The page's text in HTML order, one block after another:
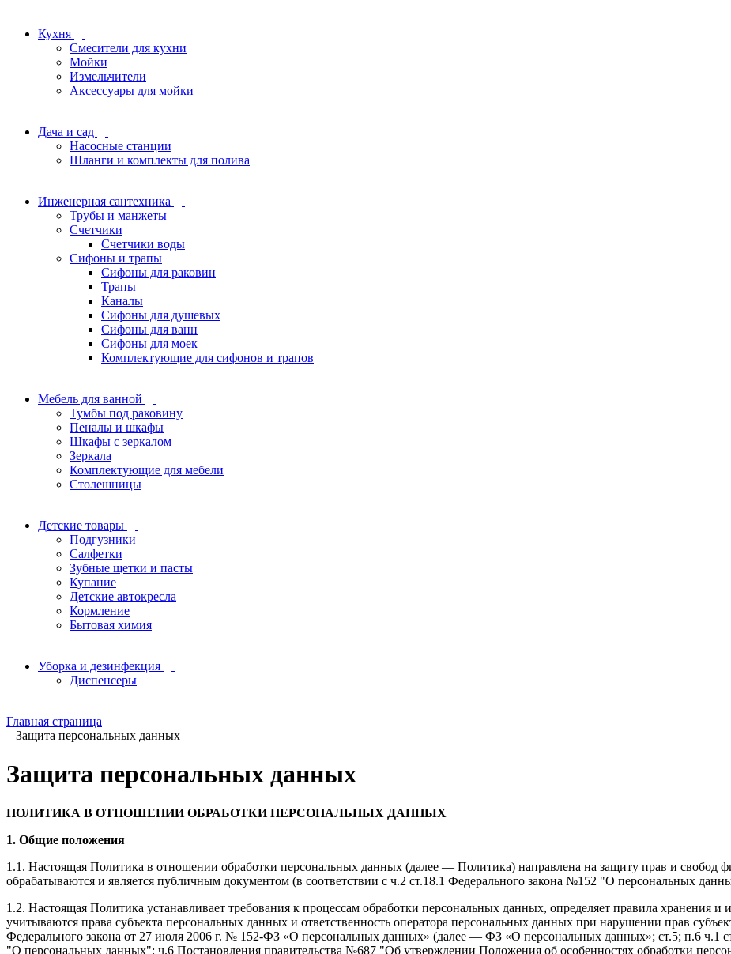
Кухня
Смесители для кухни
Мойки
Измельчители
Аксессуары для мойки
Дача и сад
Насосные станции
Шланги и комплекты для полива
Инженерная сантехника
Трубы и манжеты
Счетчики
Счетчики воды
Сифоны и трапы
Сифоны для раковин
Трапы
Каналы
Сифоны для душевых
Сифоны для ванн
Сифоны для моек
Комплектующие для сифонов и трапов
Мебель для ванной
Тумбы под раковину
Пеналы и шкафы
Шкафы с зеркалом
Зеркала
Комплектующие для мебели
Столешницы
Детские товары
Подгузники
Салфетки
Зубные щетки и пасты
Купание
Детские автокресла
Кормление
Бытовая химия
Уборка и дезинфекция
Диспенсеры
Главная страница
Защита персональных данных
Защита персональных данных
ПОЛИТИКА В ОТНОШЕНИИ ОБРАБОТКИ ПЕРСОНАЛЬНЫХ ДАННЫХ
1. Общие положения
1.1. Настоящая Политика в отношении обработки персональных данных (далее — Политика) направлена на защиту прав и свобод
обрабатываются и является публичным документом (в соответствии с ч.2 ст.18.1 Федерального закона №152 "О персональных
1.2. Настоящая Политика устанавливает требования к процессам обработки персональных данных, определяет правила хранения
учитываются права субъекта персональных данных и ответственность оператора персональных данных при нарушении прав
Федерального закона от 27 июля 2006 г. № 152-ФЗ «О персональных данных» (далее — ФЗ «О персональных данных»; ст.5; п.6 ч.1
"О персональных данных"; ч.6 Постановления правительства №687 "Об утверждении Положения об особенностях обработки